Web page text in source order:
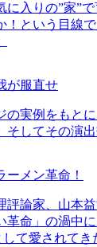
に入りの”家”
！という目線
が服直せ
の実例をもと
そしてその演
ーメン革命！
評論家、山本
革命」の渦中
て愛されてき